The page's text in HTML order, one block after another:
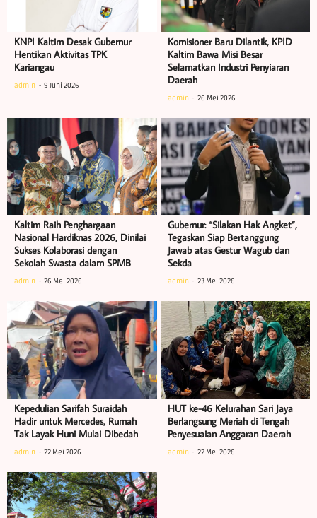
KNPI Kaltim Desak Gubernur
Hentikan Aktivitas TPK
Kariangau
admin 9 Juni 2026
Komisioner Baru Dilantik, KPID
Kaltim Bawa Misi Besar
Selamatkan Industri Penyiaran
Daerah
admin 26 Mei 2026
Kaltim Raih Penghargaan
Nasional Hardiknas 2026, Dinilai
Sukses Kolaborasi dengan
Sekolah Swasta dalam SPMB
admin 26 Mei 2026
Gubernur: “Silakan Hak Angket”,
Tegaskan Siap Bertanggung
Jawab atas Gestur Wagub dan
Sekda
admin 23 Mei 2026
Kepedulian Sarifah Suraidah
Hadir untuk Mercedes, Rumah
Tak Layak Huni Mulai Dibedah
admin 22 Mei 2026
HUT ke-46 Kelurahan Sari Jaya
Berlangsung Meriah di Tengah
Penyesuaian Anggaran Daerah
admin 22 Mei 2026